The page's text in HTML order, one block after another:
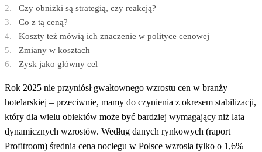
Czy obniżki są strategią, czy reakcją?
Co z tą ceną?
Koszty też mówią ich znaczenie w polityce cenowej
Zmiany w kosztach
Zysk jako główny cel
Rok 2025 nie przyniósł gwałtownego wzrostu cen w branży
hotelarskiej – przeciwnie, mamy do czynienia z okresem stabilizacji,
który dla wielu obiektów może być bardziej wymagający niż lata
dynamicznych wzrostów. Według danych rynkowych (raport
Profitroom) średnia cena noclegu w Polsce wzrosła tylko o 1,6%